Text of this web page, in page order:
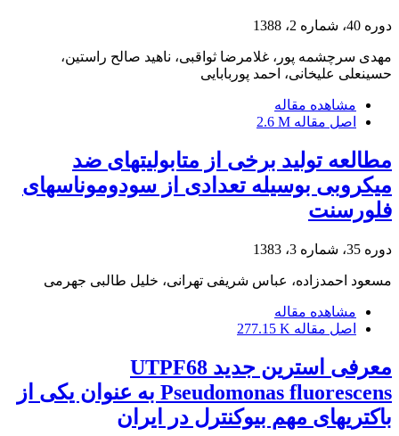
دوره 40، شماره 2، 1388
مهدی سرچشمه پور، غلامرضا ثواقبی، ناهید صالح راستین،
حسینعلی علیخانی، احمد پوربابایی
مشاهده مقاله
اصل مقاله 2.6 M
مطالعه تولید برخی از متابولیتهای ضد
میکروبی بوسیله تعدادی از سودوموناسهای
فلورسنت
دوره 35، شماره 3، 1383
مسعود احمدزاده، عباس شریفی تهرانی، خلیل طالبی جهرمی
مشاهده مقاله
اصل مقاله 277.15 K
معرفی استرین جدید UTPF68
Pseudomonas fluorescens به عنوان یکی از
باکتری‏های مهم بیوکنترل در ایران